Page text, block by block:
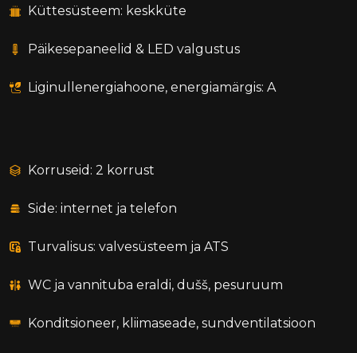
Küttesüsteem: keskküte
Päikesepaneelid & LED valgustus
Liginullenergiahoone, energiamärgis: A
Korruseid: 2 korrust
Side: internet ja telefon
Turvalisus: valvesüsteem ja ATS
WC ja vannituba eraldi, dušš, pesuruum
Konditsioneer, kliimaseade, sundventilatsioon